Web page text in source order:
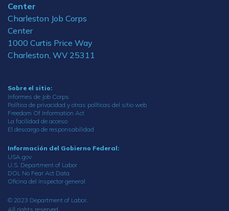
Center
Charleston Job Corps
Center
1000 Curtis Price Way
Charleston, WV 25311
Sobre el sitio:
Informes de Job Corps
Política de privacidad y otras políticas del sitio web
Freedom Of Information Act
La facilidad de acceso
El descargo de responsabilidad
Información del Gobierno Federal:
USA.gov
U.S. Department of Labor
DOL No Fear Act Data
Oficina del inspector general
© 2023 Department of Labor.
All rights reserved.